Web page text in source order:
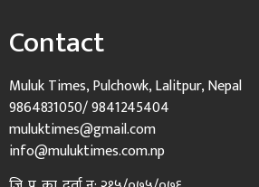
Contact
Muluk Times, Pulchowk, Lalitpur, Nepal
9864831050/ 9841245404
muluktimes@gmail.com
info@muluktimes.com.np